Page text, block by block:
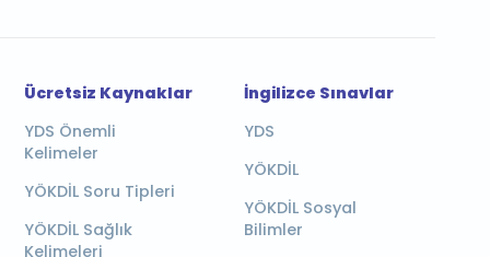
Ücretsiz Kaynaklar
YDS Önemli
Kelimeler
YÖKDİL Soru Tipleri
YÖKDİL Sağlık
Kelimeleri
İngilizce Sınavlar
YDS
YÖKDİL
YÖKDİL Sosyal
Bilimler